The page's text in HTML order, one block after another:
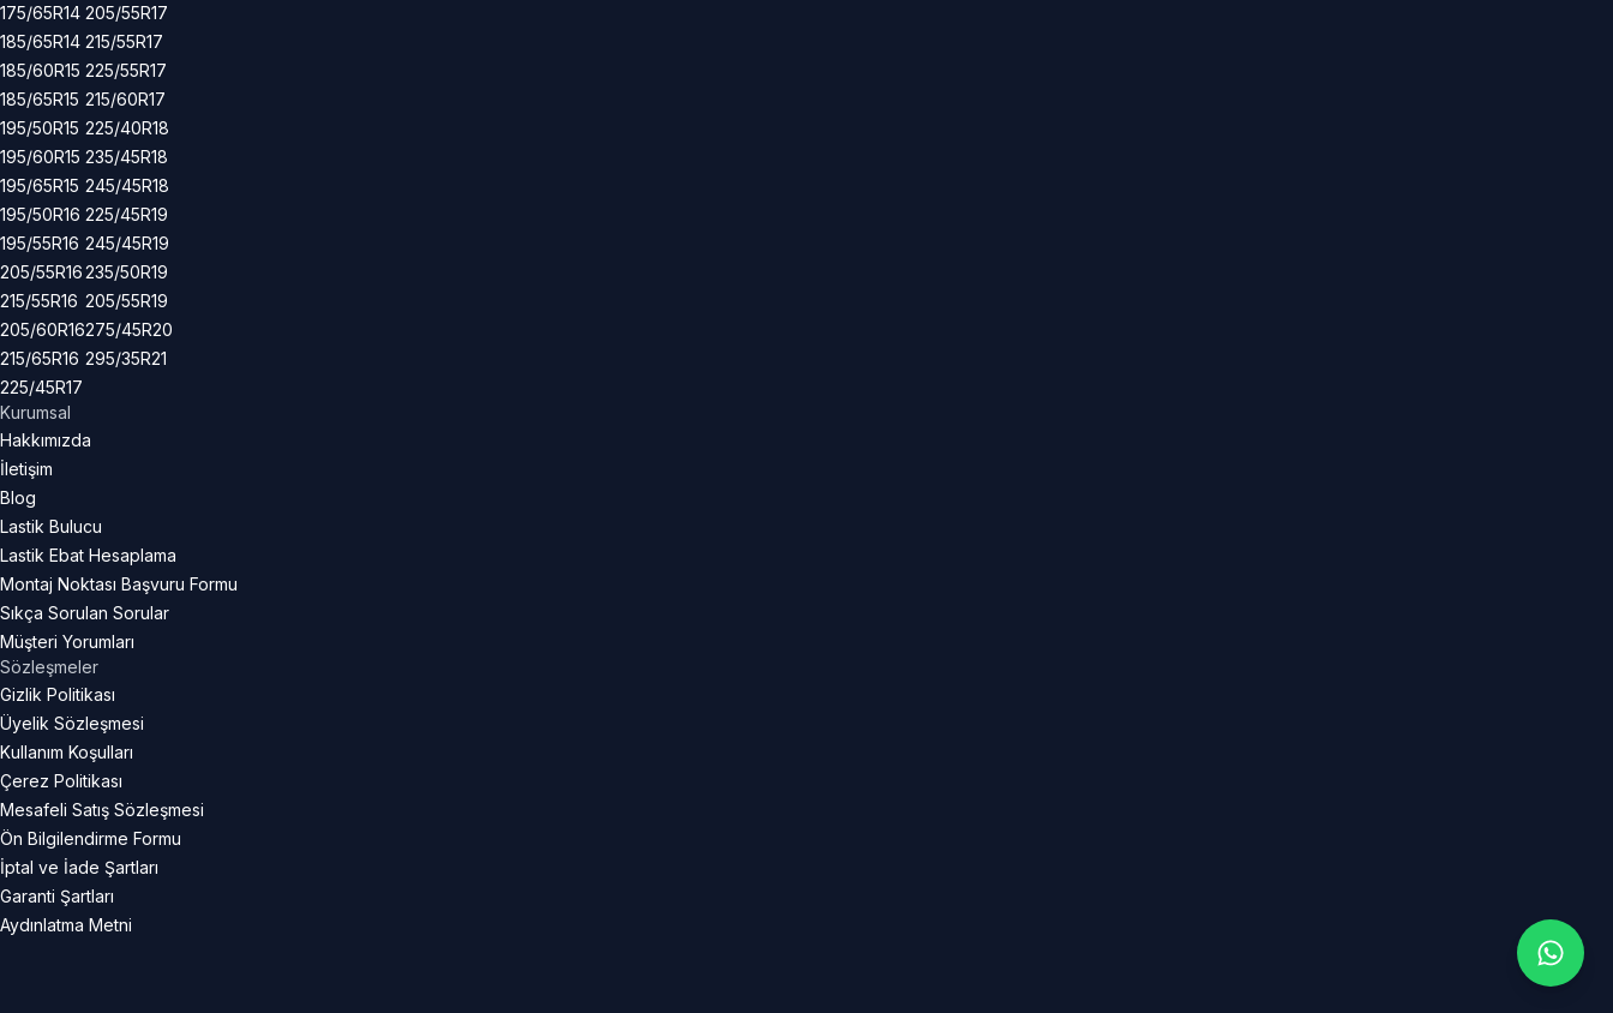
175/65R14
185/65R14
185/60R15
185/65R15
195/50R15
195/60R15
195/65R15
195/50R16
195/55R16
205/55R16
215/55R16
205/60R16
215/65R16
225/45R17
205/55R17
215/55R17
225/55R17
215/60R17
225/40R18
235/45R18
245/45R18
225/45R19
245/45R19
235/50R19
205/55R19
275/45R20
295/35R21
Kurumsal
Hakkımızda
İletişim
Blog
Lastik Bulucu
Lastik Ebat Hesaplama
Montaj Noktası Başvuru Formu
Sıkça Sorulan Sorular
Müşteri Yorumları
Sözleşmeler
Gizlik Politikası
Üyelik Sözleşmesi
Kullanım Koşulları
Çerez Politikası
Mesafeli Satış Sözleşmesi
Ön Bilgilendirme Formu
İptal ve İade Şartları
Garanti Şartları
Aydınlatma Metni